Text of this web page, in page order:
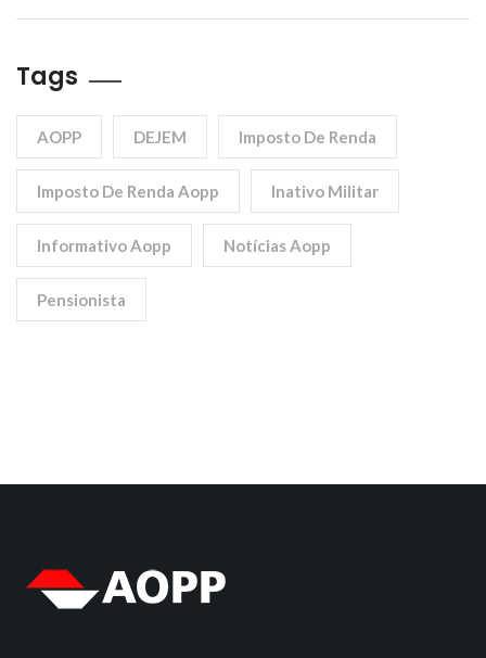
Tags
AOPP DEJEM Imposto De Renda
Imposto De Renda Aopp Inativo Militar
Informativo Aopp Notícias Aopp
Pensionista